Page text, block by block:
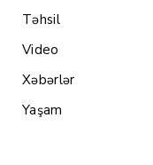
Təhsil
Video
Xəbərlər
Yaşam